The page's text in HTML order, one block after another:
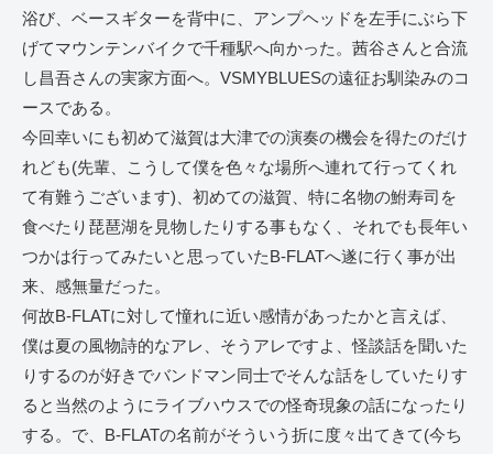
浴び、ベースギターを背中に、アンプヘッドを左手にぶら下
げてマウンテンバイクで千種駅へ向かった。茜谷さんと合流
し昌吾さんの実家方面へ。VSMYBLUESの遠征お馴染みのコ
ースである。
今回幸いにも初めて滋賀は大津での演奏の機会を得たのだけ
れども(先輩、こうして僕を色々な場所へ連れて行ってくれ
て有難うございます)、初めての滋賀、特に名物の鮒寿司を
食べたり琵琶湖を見物したりする事もなく、それでも長年い
つかは行ってみたいと思っていたB-FLATへ遂に行く事が出
来、感無量だった。
何故B-FLATに対して憧れに近い感情があったかと言えば、
僕は夏の風物詩的なアレ、そうアレですよ、怪談話を聞いた
りするのが好きでバンドマン同士でそんな話をしていたりす
ると当然のようにライブハウスでの怪奇現象の話になったり
する。で、B-FLATの名前がそういう折に度々出てきて(今ち